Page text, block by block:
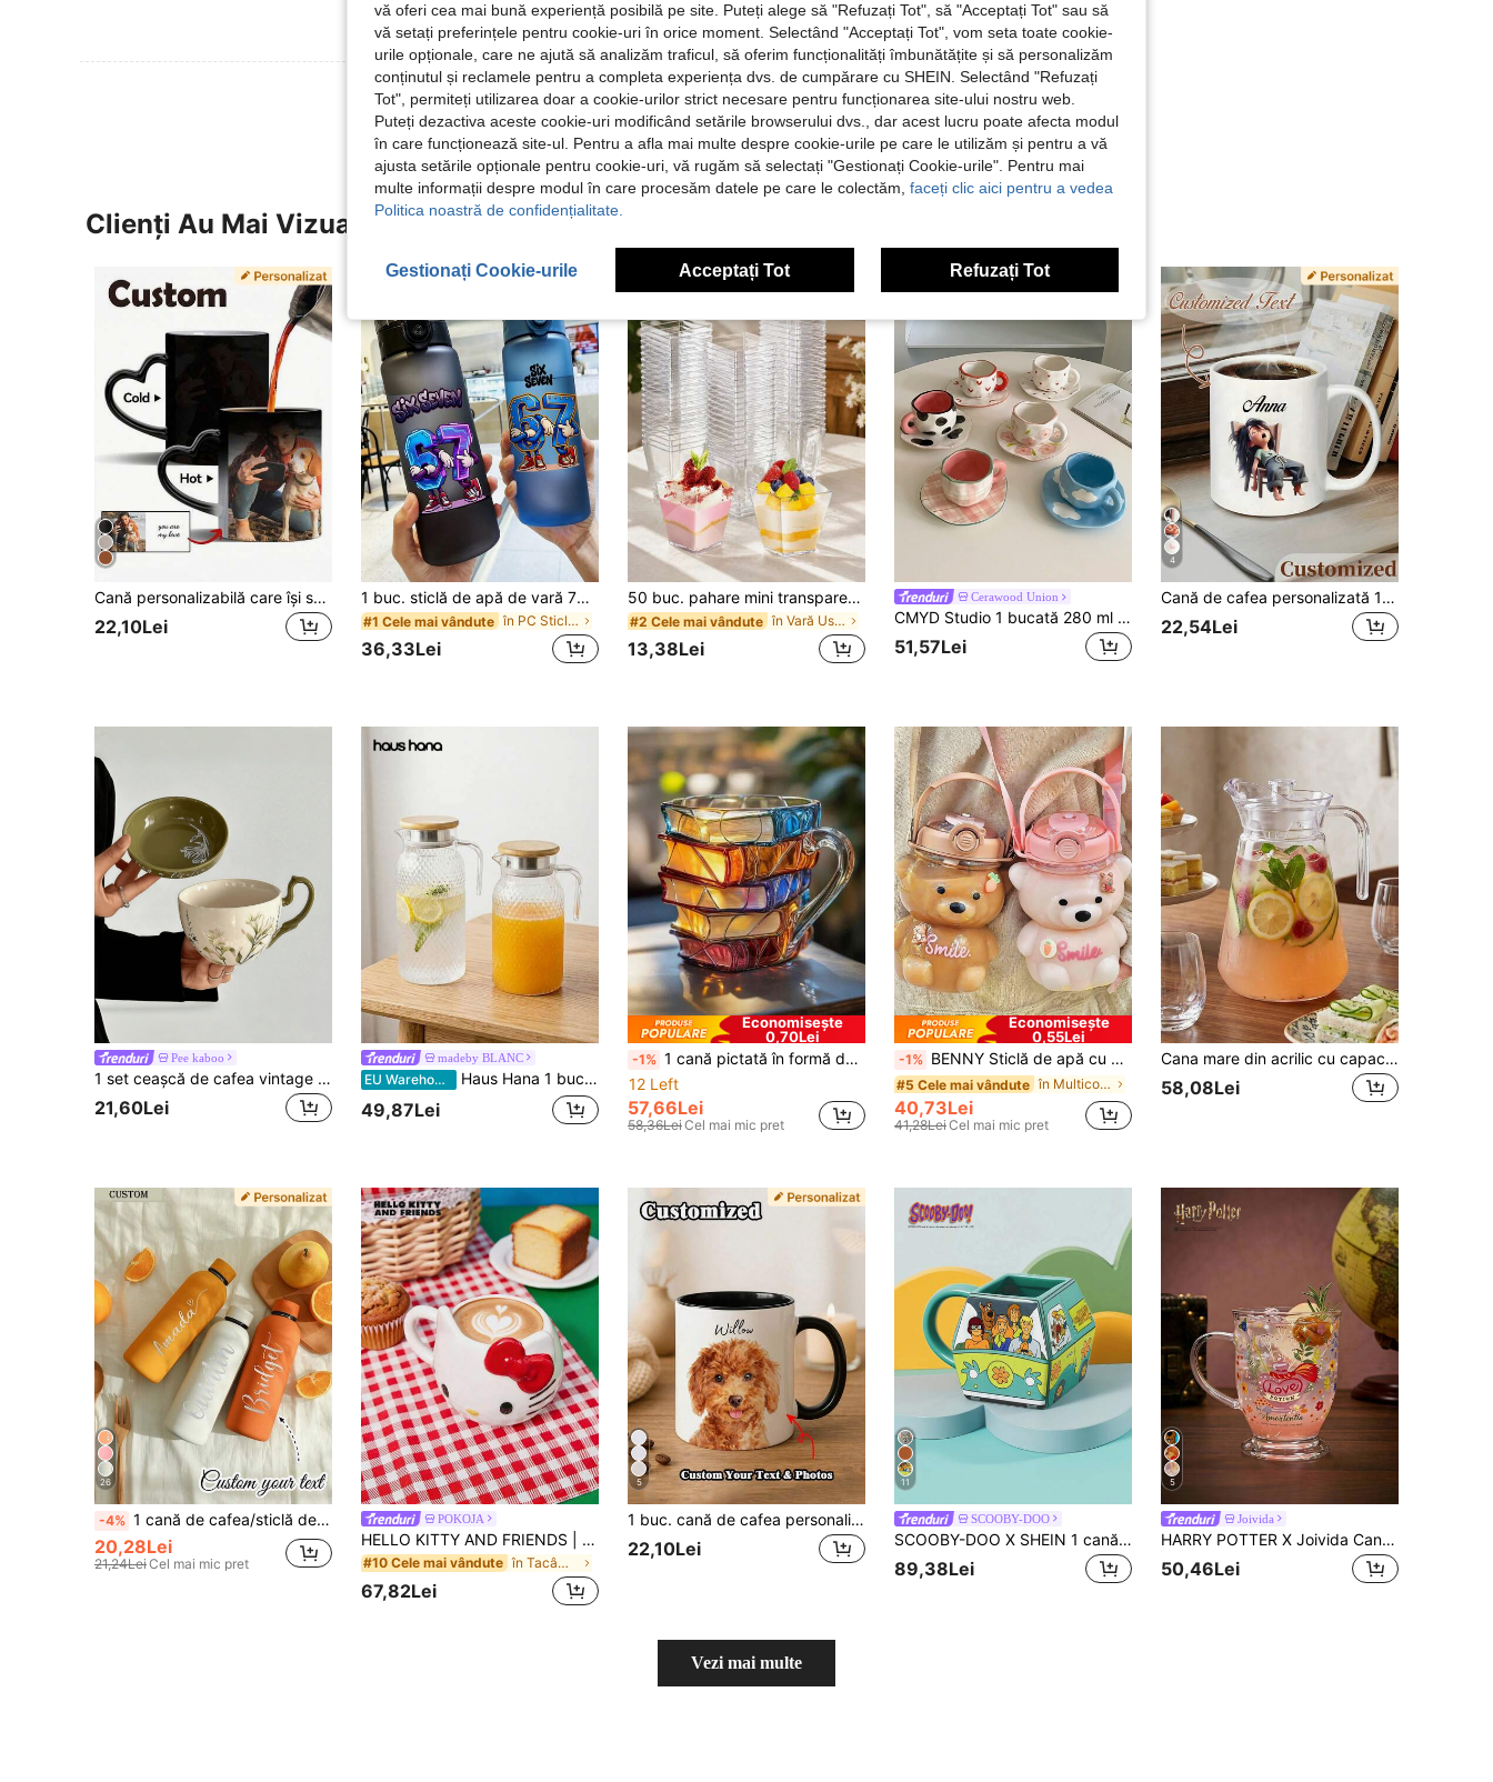
Util (0)
Vezi Mai Multe Recenzii
Clienți Au Mai Vizualizat
Cană personalizabilă care își schimbă culoarea, Cană de cafea cu fotografie personalizată, Cană termocromă care își schimbă culoarea, Cană comemorativă personalizată cu fotografie pentru aniversare, Cadou de casă nouă, Cadou de Ziua Îndrăgostiților, Cadou de aniversare, Cadou de absolvire, Personalizată drăguță, Cadou ideal unic pentru iubit/iubită, Potrivită pentru aniversare, Ziua Îndrăgostiților, Ziua Mamei, Zi de naștere, Ziua Copilului, Ziua Tatălui, Absolvire, Nuntă, Casă nouă, Decor pentru casă
22,10Lei
1 buc. sticlă de apă de vară 780ml cu temă 67 și imprimeu cu desene animate, cană tip sticlă cu desene animate, sport, outdoor, portabilă, ușoară, rotundă, potrivită pentru alergare și sport, prima zi de școală, cadou de întoarcere la școală, petrecere, călătorii, sticlă de apă pentru școală, cadou ideal pentru aniversare, absolvire, băieți, fete, adolescenți
#1 Cele mai vândute în PC Sticle de apă
36,33Lei
50 buc. pahare mini transparente pentru desert de 60 ml (pentru fotografie de desert), reutilizabile, potrivite pentru prăjituri, budinci, jeleuri și aperitive, perfecte pentru nunți, petreceri, reuniuni de zi de naștere, prezentări la modă de deserturi și masă în aer liber, pot fi folosite pentru iaurt, panna cotta, cheesecake, budincă, jeleu și aperitive, design stivuibil, ușor de depozitat, transportat și curățat, pahare pentru mus, pahare mici pătrate transparente pentru jeleu, pahare mini pătrate pentru aperitive, boluri reutilizabile din spumă pentru desert, potrivite pentru prăjituri, petreceri, nunți, degustări, plăcinte și alte diverse ocazii
#2 Cele mai vândute în Vară Ustensile pentru băuturi
13,38Lei
Cerawood Union
CMYD Studio 1 bucată 280 ml Set cești de cafea și farfurii din ceramică în stil nordic original, lucrat manual, carouri multicolore, inimă, nor, model floral, potrivit pentru ceaiul de după-amiază, lapte, latte, farfurii - cadou grozav
51,57Lei
4
Cană de cafea personalizată 11oz - cană ceramică cu nume personalizat și design drăguț cu fată relaxată, rezistentă la mașina de spălat vase și cuptor cu microunde, pentru băuturi calde/reci, birou, casă, cadou de zi de naștere, Crăciun, accesorii pentru bar de cafea, veselă de birou, ilustrație jucăușă
22,54Lei
Pee kaboo
1 set ceașcă de cafea vintage cu crin verde și farfurie cu capac, cană de apă cu clopoțel de mare capacitate, potrivită pentru casă, birou, cadouri, ziua de naștere, magazin de deserturi, ceai de după-amiază, petrecere, cămin, cadouri pentru prieteni
21,60Lei
madeby BLANC
EU Warehouse Haus Hana 1 bucă ulcior de apă rezistent la temperaturi înalte de capacitate mare - perfect pentru băuturi de vară, restaurant, limonadă, suc și servire de ceai, design ușor de curățat
49,87Lei
Economisește
0,70Lei
-1% 1 cană pictată în formă de carte, cană de sticlă în formă de carte 3D/cană cu design de carte stivuită - cadou pentru iubitorii de literatură, șoareci de bibliotecă, cititori, scriitori și entuziaști de cărți, cană de birou unică în formă de carte
12 Left
57,66Lei
58,36LeiCel mai mic pret
Economisește
0,55Lei
-1% BENNY Sticlă de apă cu pai, capacitate mare 1000 ml, design drăguț cu urs 3D cartoon, din material PC, etanșă, tip belly cup, cu mâner și curea crossbody, potrivită pentru femei, copii, fete, studente și tinere, cu imprimeu zânet de tip dopamină internet celebrity, plastică, portabilă, pentru sport, populară pentru alergare în aer liber, fitness, camping, picnic, plajă, călătorii de vară, tabără de vară, drumeție, alpinism, festival de muzică, cadou portabil pentru Ziua Îndrăgostiților, Carnaval, Paște, festival, Ziua Mamei, Ziua Copiilor, sezonul absolvirii, vacanța de vară, întoarcerea la școală, Halloween, Ziua Recunoștinței, Crăciun, Revelion, Anul Nou, petreceri de sărbători
#5 Cele mai vândute în Multicolor Sticle de apă
40,73Lei
41,28LeiCel mai mic pret
Cana mare din acrilic cu capac și gură de servire, rezistentă la căldură și la frig, potrivită pentru depozitarea sucurilor, laptelui și a băuturilor fierbinți sau reci (cum ar fi ceaiul și cafeaua), ideală pentru bucătăriile de acasă, restaurante, petreceri, hoteluri și multe altele
58,08Lei
26
-4% 1 cană de cafea/sticlă de suc personalizată cu strat dublu din oțel inoxidabil, sticlă de apă sport, cană cu nume personalizată de 500 ml/17 oz, opțiuni multicolore, potrivită pentru școală, sărbători și cadouri de ziua de naștere pentru bărbați și femei
20,28Lei
21,24LeiCel mai mic pret
POKOJA
HELLO KITTY AND FRIENDS | POKOJA LAND Cană ceramică jucăușă cu desen animat, 16.23oz/480ml, în formă de cap, rezistentă la căldură și frig, pentru cuptor cu microunde și mașină de spălat vase, perfectă pentru apă, lapte, suc sau cafea, ideală pentru acasă, cămin sau picnic casual în aer liber, cadou drăguț pentru Ziua Îndrăgostiților sau zi de naștere
#10 Cele mai vândute în Tacâmuri de băut din porțelan Cupe
67,82Lei
5
1 buc. cană de cafea personalizată, cu fotografie/nume personalizat, cadou ideal de sărbători, de aniversare, suvenir pentru familie și prieteni, potrivită pentru companii, persoane fizice, birouri și casă
22,10Lei
11
SCOOBY-DOO
SCOOBY-DOO X SHEIN 1 cană ceramică cu imprimeu de desene animate de 12,85 oz/380 ml, rezistentă la frig și căldură, poate fi folosită în cuptoare cu microunde și mașini de spălat vase, potrivită pentru apă, lapte, suc, cafea, modă, câine, mașină, aventură, idei de cadouri
89,38Lei
5
Joivida
HARRY POTTER X Joivida Cană mare de sticlă cu capacitate mare, cu model drăguț cu fundiță și pisică, potrivită pentru băuturi calde și reci, cum ar fi cafea, lapte, suc
50,46Lei
Vezi mai multe
vă oferi cea mai bună experiență posibilă pe site. Puteți alege să "Refuzați Tot", să "Acceptați Tot" sau să
vă setați preferințele pentru cookie-uri în orice moment. Selectând "Acceptați Tot", vom seta toate cookie-
urile opționale, care ne ajută să analizăm traficul, să oferim funcționalități îmbunătățite și să personalizăm
conținutul și reclamele pentru a completa experiența dvs. de cumpărare cu SHEIN. Selectând "Refuzați
Tot", permiteți utilizarea doar a cookie-urilor strict necesare pentru funcționarea site-ului nostru web.
Puteți dezactiva aceste cookie-uri modificând setările browserului dvs., dar acest lucru poate afecta modul
în care funcționează site-ul. Pentru a afla mai multe despre cookie-urile pe care le utilizăm și pentru a vă
ajusta setările opționale pentru cookie-uri, vă rugăm să selectați "Gestionați Cookie-urile". Pentru mai
multe informații despre modul în care procesăm datele pe care le colectăm, faceți clic aici pentru a vedea
Politica noastră de confidențialitate.
Gestionați Cookie-urile Acceptați Tot Refuzați Tot